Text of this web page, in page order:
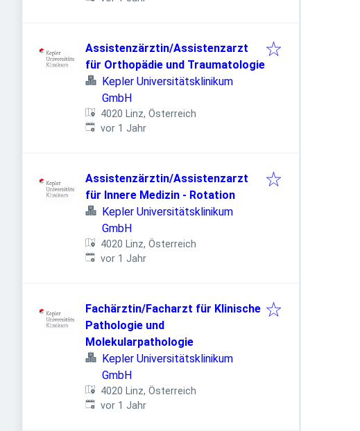
Assistenzärztin/Assistenzarzt
für Orthopädie und Traumatologie
Kepler Universitätsklinikum
GmbH
4020 Linz, Österreich
Veröffentlicht
vor 1 Jahr
Assistenzärztin/Assistenzarzt
für Innere Medizin - Rotation
Kepler Universitätsklinikum
GmbH
4020 Linz, Österreich
Veröffentlicht
vor 1 Jahr
Fachärztin/Facharzt für Klinische
Pathologie und
Molekularpathologie
Kepler Universitätsklinikum
GmbH
4020 Linz, Österreich
Veröffentlicht
vor 1 Jahr